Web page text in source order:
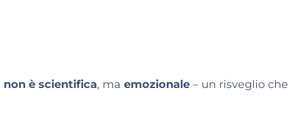
non è scientifica, ma emozionale – un risveglio che